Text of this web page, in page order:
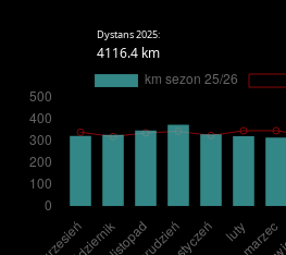
Dystans 2025:
4116.4 km